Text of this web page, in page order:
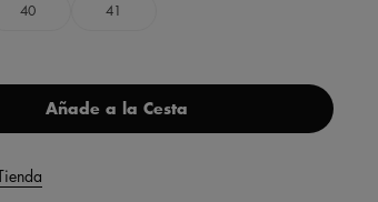
40 41
Añade a la Cesta